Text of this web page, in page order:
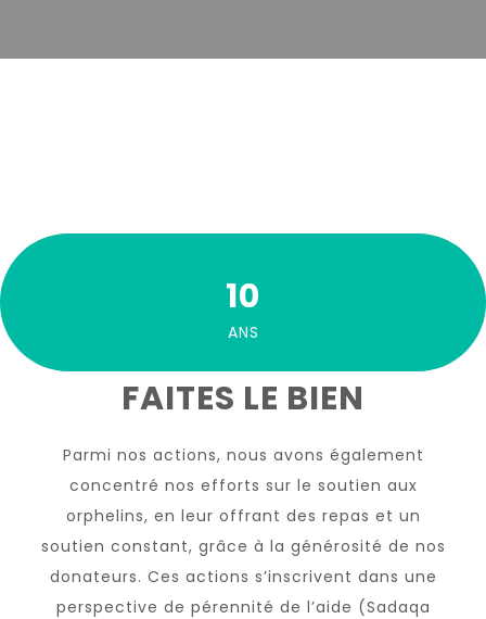
10
ANS
FAITES LE BIEN
Parmi nos actions, nous avons également
concentré nos efforts sur le soutien aux
orphelins, en leur offrant des repas et un
soutien constant, grâce à la générosité de nos
donateurs. Ces actions s’inscrivent dans une
perspective de pérennité de l’aide (Sadaqa